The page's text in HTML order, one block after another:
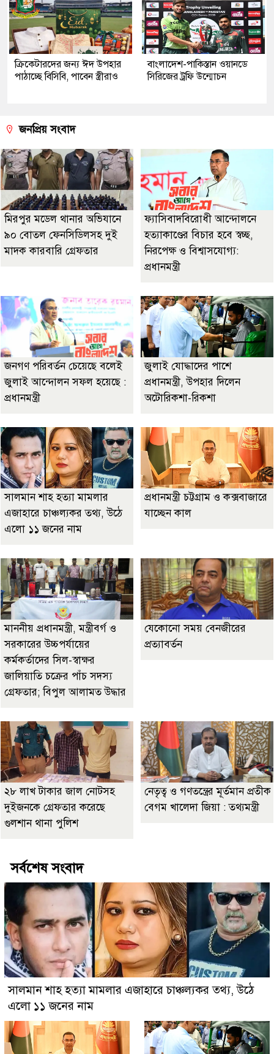
ক্রিকেটারদের জন্য ঈদ উপহার
পাঠাচ্ছে বিসিবি, পাবেন স্ত্রীরাও
বাংলাদেশ-পাকিস্তান ওয়ানডে
সিরিজের ট্রফি উন্মোচন
জনপ্রিয় সংবাদ
মিরপুর মডেল থানার অভিযানে
৯০ বোতল ফেনসিডিলসহ দুই
মাদক কারবারি গ্রেফতার
ফ্যাসিবাদবিরোধী আন্দোলনে
হত্যাকাণ্ডের বিচার হবে স্বচ্ছ,
নিরপেক্ষ ও বিশ্বাসযোগ্য:
প্রধানমন্ত্রী
জনগণ পরিবর্তন চেয়েছে বলেই
জুলাই আন্দোলন সফল হয়েছে :
প্রধানমন্ত্রী
জুলাই যোদ্ধাদের পাশে
প্রধানমন্ত্রী, উপহার দিলেন
অটোরিকশা-রিকশা
সালমান শাহ হত্যা মামলার
এজাহারে চাঞ্চল্যকর তথ্য, উঠে
এলো ১১ জনের নাম
প্রধানমন্ত্রী চট্টগ্রাম ও কক্সবাজারে
যাচ্ছেন কাল
মাননীয় প্রধানমন্ত্রী, মন্ত্রীবর্গ ও
সরকারের উচ্চপর্যায়ের
কর্মকর্তাদের সিল-স্বাক্ষর
জালিয়াতি চক্রের পাঁচ সদস্য
গ্রেফতার; বিপুল আলামত উদ্ধার
যেকোনো সময় বেনজীরের
প্রত্যাবর্তন
২৮ লাখ টাকার জাল নোটসহ
দুইজনকে গ্রেফতার করেছে
গুলশান থানা পুলিশ
নেতৃত্ব ও গণতন্ত্রের মূর্তমান প্রতীক
বেগম খালেদা জিয়া : তথ্যমন্ত্রী
সর্বশেষ সংবাদ
সালমান শাহ হত্যা মামলার এজাহারে চাঞ্চল্যকর তথ্য, উঠে
এলো ১১ জনের নাম